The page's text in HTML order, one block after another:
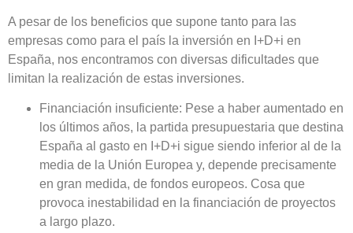
A pesar de los beneficios que supone tanto para las
empresas como para el país la inversión en I+D+i en
España, nos encontramos con diversas dificultades que
limitan la realización de estas inversiones.
Financiación insuficiente: Pese a haber aumentado en
los últimos años, la partida presupuestaria que destina
España al gasto en I+D+i sigue siendo inferior al de la
media de la Unión Europea y, depende precisamente
en gran medida, de fondos europeos. Cosa que
provoca inestabilidad en la financiación de proyectos
a largo plazo.